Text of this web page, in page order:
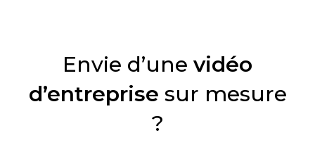
Envie d’une vidéo
d’entreprise sur mesure
?